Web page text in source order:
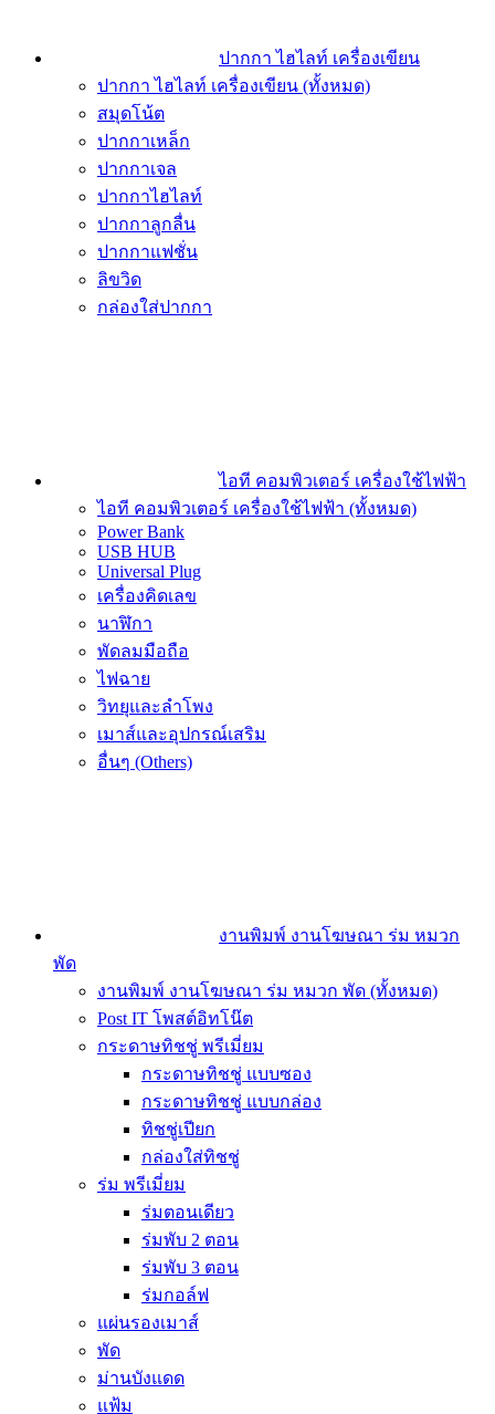
ปากกา ไฮไลท์ เครื่องเขียน
ปากกา ไฮไลท์ เครื่องเขียน (ทั้งหมด)
สมุดโน้ต
ปากกาเหล็ก
ปากกาเจล
ปากกาไฮไลท์
ปากกาลูกลื่น
ปากกาแฟชั่น
ลิขวิด
กล่องใส่ปากกา
ไอที คอมพิวเตอร์ เครื่องใช้ไฟฟ้า
ไอที คอมพิวเตอร์ เครื่องใช้ไฟฟ้า (ทั้งหมด)
Power Bank
USB HUB
Universal Plug
เครื่องคิดเลข
นาฬิกา
พัดลมมือถือ
ไฟฉาย
วิทยุและลำโพง
เมาส์และอุปกรณ์เสริม
อื่นๆ (Others)
งานพิมพ์ งานโฆษณา ร่ม หมวก
พัด
งานพิมพ์ งานโฆษณา ร่ม หมวก พัด (ทั้งหมด)
Post IT โพสต์อิทโน๊ต
กระดาษทิชชู่ พรีเมี่ยม
กระดาษทิชชู่ แบบซอง
กระดาษทิชชู่ แบบกล่อง
ทิชชู่เปียก
กล่องใส่ทิชชู่
ร่ม พรีเมี่ยม
ร่มตอนเดียว
ร่มพับ 2 ตอน
ร่มพับ 3 ตอน
ร่มกอล์ฟ
แผ่นรองเมาส์
พัด
ม่านบังแดด
แฟ้ม